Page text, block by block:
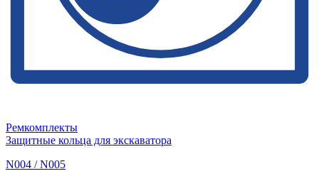
Ремкомплекты
Защитные кольца для экскаватора
N004 / N005